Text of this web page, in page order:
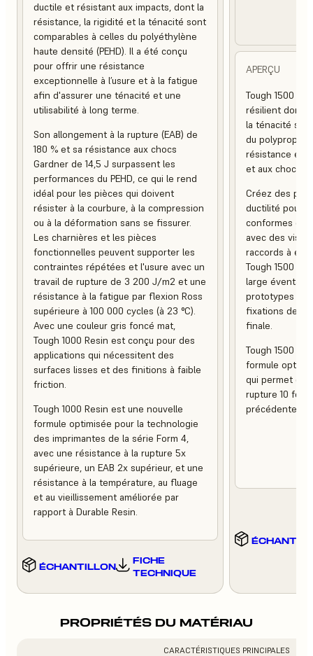
ductile et résistant aux impacts, dont la
résistance, la rigidité et la ténacité sont
comparables à celles du polyéthylène
haute densité (PEHD). Il a été conçu
pour offrir une résistance
exceptionnelle à l’usure et à la fatigue
afin d'assurer une ténacité et une
utilisabilité à long terme.
Son allongement à la rupture (EAB) de
180 % et sa résistance aux chocs
Gardner de 14,5 J surpassent les
performances du PEHD, ce qui le rend
idéal pour les pièces qui doivent
résister à la courbure, à la compression
ou à la déformation sans se fissurer.
Les charnières et les pièces
fonctionnelles peuvent supporter les
contraintes répétées et l'usure avec un
travail de rupture de 3 200 J/m2 et une
résistance à la fatigue par flexion Ross
supérieure à 100 000 cycles (à 23 °C).
Avec une couleur gris foncé mat,
Tough 1000 Resin est conçu pour des
applications qui nécessitent des
surfaces lisses et des finitions à faible
friction.
Tough 1000 Resin est une nouvelle
formule optimisée pour la technologie
des imprimantes de la série Form 4,
avec une résistance à la rupture 5x
supérieure, un EAB 2x supérieur, et une
résistance à la température, au fluage
et au vieillissement améliorée par
rapport à Durable Resin.
ÉCHANTILLON
FICHE
TECHNIQUE
APERÇU
Tough 1500
résilient dont
la ténacité
du
résistance
et aux chocs.
Créez des
ductilité pour
conformes ou
avec des vis
raccords à
Tough 1500
large éventail
prototypes
fixations
finale.
Tough 1500
formule
qui permet
rupture 10 fois
précédente.
PROPRIÉTÉS DU MATÉRIAU
CARACTÉRISTIQUES PRINCIPALES